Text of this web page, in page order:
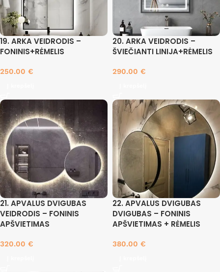
19. ARKA VEIDRODIS –
FONINIS+RĖMELIS
250.00 €
20. ARKA VEIDRODIS –
ŠVIEČIANTI LINIJA+RĖMELIS
290.00 €
21. APVALUS DVIGUBAS
VEIDRODIS – FONINIS
APŠVIETIMAS
320.00 €
22. APVALUS DVIGUBAS
DVIGUBAS – FONINIS
APŠVIETIMAS + RĖMELIS
380.00 €